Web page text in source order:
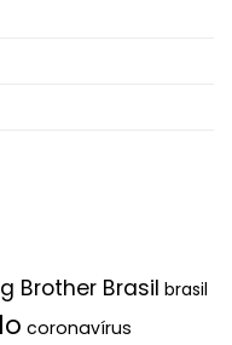
Brother Brasil brasil
coronavírus